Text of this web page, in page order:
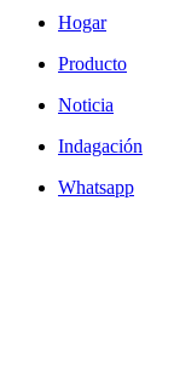
Hogar
Producto
Noticia
Indagación
Whatsapp